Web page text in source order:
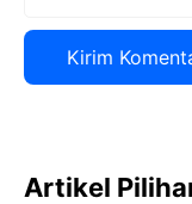
Artikel